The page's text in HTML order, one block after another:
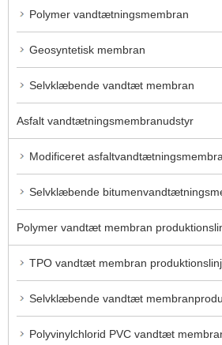
Polymer vandtætningsmembran
Geosyntetisk membran
Selvklæbende vandtæt membran
Asfalt vandtætningsmembranudstyr
Modificeret
Selvklæbende
Polymer vandtæt membran
TPO vandtæt membran
Selvklæbende vandtæt
Polyvinylchlorid PVC vandtæt